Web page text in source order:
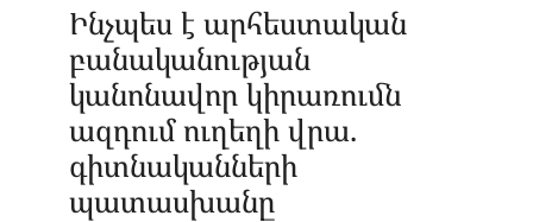
Ինչպես է արհեստական
բանականության
կանոնավոր կիրառումն
ազդում ուղեղի վրա.
գիտնականների
պատասխանը